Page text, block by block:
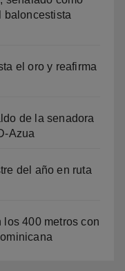
baloncestista
el oro y reafirma
de la senadora
Azua
del año en ruta
400 metros con